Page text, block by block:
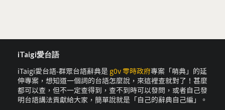
iTaigi愛台語
iTaigi愛台語-群眾台語辭典是 g0v 零時政府專案「萌典」的延
伸專案，想知道一個詞的台語怎麼說，來這裡查就對了！甚麼
都可以查，但不一定查得到，查不到時可以發問，或者自己發
明台語講法貢獻給大家，簡單說就是「自己的辭典自己編」。